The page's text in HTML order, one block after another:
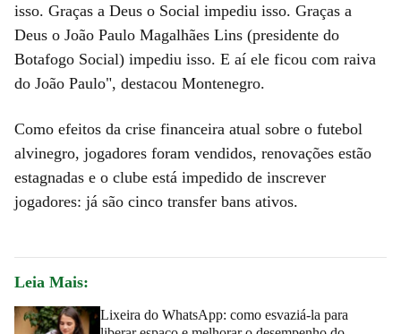
isso. Graças a Deus o Social impediu isso. Graças a
Deus o João Paulo Magalhães Lins (presidente do
Botafogo Social) impediu isso. E aí ele ficou com raiva
do João Paulo", destacou Montenegro.
Como efeitos da crise financeira atual sobre o futebol
alvinegro, jogadores foram vendidos, renovações estão
estagnadas e o clube está impedido de inscrever
jogadores: já são cinco transfer bans ativos.
Leia Mais:
Lixeira do WhatsApp: como esvaziá-la para